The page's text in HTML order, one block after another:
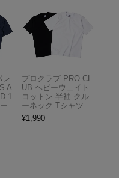
レ
A
1
プロクラブ PRO CL
UB ヘビーウェイト
コットン 半袖 クル
ーネック Tシャツ
¥1,990